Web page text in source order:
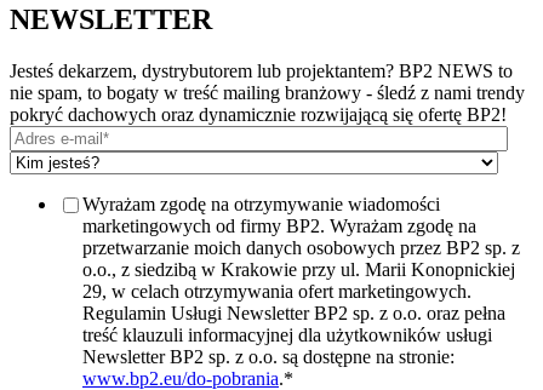
NEWSLETTER
Jesteś dekarzem, dystrybutorem lub projektantem? BP2 NEWS to
nie spam, to bogaty w treść mailing branżowy - śledź z nami trendy
pokryć dachowych oraz dynamicznie rozwijającą się ofertę BP2!
Wyrażam zgodę na otrzymywanie wiadomości
marketingowych od firmy BP2. Wyrażam zgodę na
przetwarzanie moich danych osobowych przez BP2 sp. z
o.o., z siedzibą w Krakowie przy ul. Marii Konopnickiej
29, w celach otrzymywania ofert marketingowych.
Regulamin Usługi Newsletter BP2 sp. z o.o. oraz pełna
treść klauzuli informacyjnej dla użytkowników usługi
Newsletter BP2 sp. z o.o. są dostępne na stronie:
www.bp2.eu/do-pobrania.*